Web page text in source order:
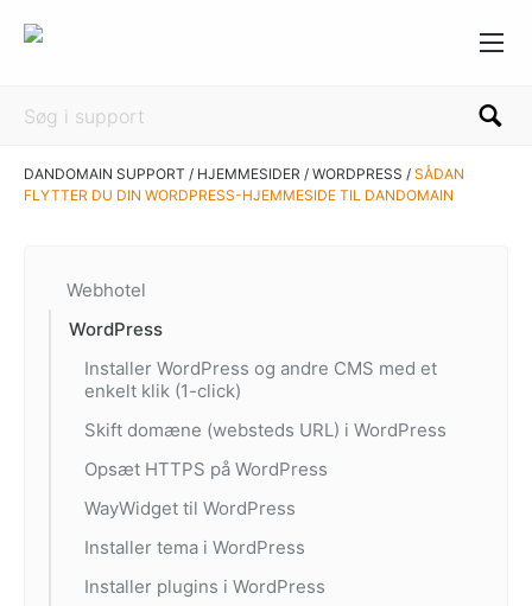
DANDOMAIN SUPPORT / HJEMMESIDER / WORDPRESS / SÅDAN
FLYTTER DU DIN WORDPRESS-HJEMMESIDE TIL DANDOMAIN
Webhotel
WordPress
Installer WordPress og andre CMS med et
enkelt klik (1-click)
Skift domæne (websteds URL) i WordPress
Opsæt HTTPS på WordPress
WayWidget til WordPress
Installer tema i WordPress
Installer plugins i WordPress